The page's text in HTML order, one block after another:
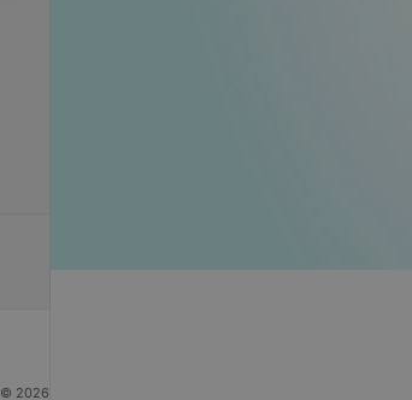
© 2026 ООО «Артокс Лаб», УНП 191700409